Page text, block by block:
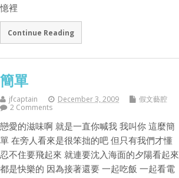
憶裡
Continue Reading
簡單
jfcaptain December 3, 2009
假文藝腔
2 Comments
戀愛的滋味啊 就是一直你喊我 我叫你 這麼簡
單 在旁人看來是很笨拙的吧 但只有我們才懂
忍不住要飛起來 就連要沈入海面的夕陽看起來
都是快樂的 因為接著還要 一起吃飯 一起看電